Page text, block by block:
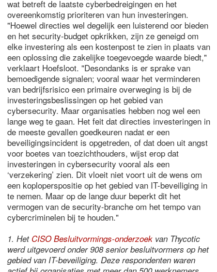
wat betreft de laatste cyberbedreigingen en het
overeenkomstig prioriteren van hun investeringen.
"Hoewel directies wel degelijk een luisterend oor bieden
en het security-budget opkrikken, zijn ze geneigd om
elke investering als een kostenpost te zien in plaats van
een oplossing die zakelijke toegevoegde waarde biedt,"
verklaart Hoefsloot. "Desondanks is er sprake van
bemoedigende signalen; vooral waar het verminderen
van bedrijfsrisico een primaire overweging is bij de
investeringsbeslissingen op het gebied van
cybersecurity. Maar organisaties hebben nog wel een
lange weg te gaan. Het feit dat directies investeringen in
de meeste gevallen goedkeuren nadat er een
beveiligingsincident is opgetreden, of dat doen uit angst
voor boetes van toezichthouders, wijst erop dat
investeringen in cybersecurity vooral als een
‘verzekering’ zien. Dit vloeit niet voort uit de wens om
een koploperspositie op het gebied van IT-beveiliging in
te nemen. Maar op de lange duur beperkt dit het
vermogen van de security-branche om het tempo van
cybercriminelen bij te houden."
1. Het CISO Besluitvormings-onderzoek van Thycotic
werd uitgevoerd onder 908 senior besluitvormers op het
gebied van IT-beveiliging. Deze respondenten waren